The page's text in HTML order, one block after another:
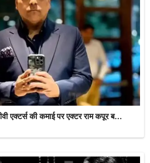
एक्टर्स की कमाई पर एक्टर राम कपूर ब...